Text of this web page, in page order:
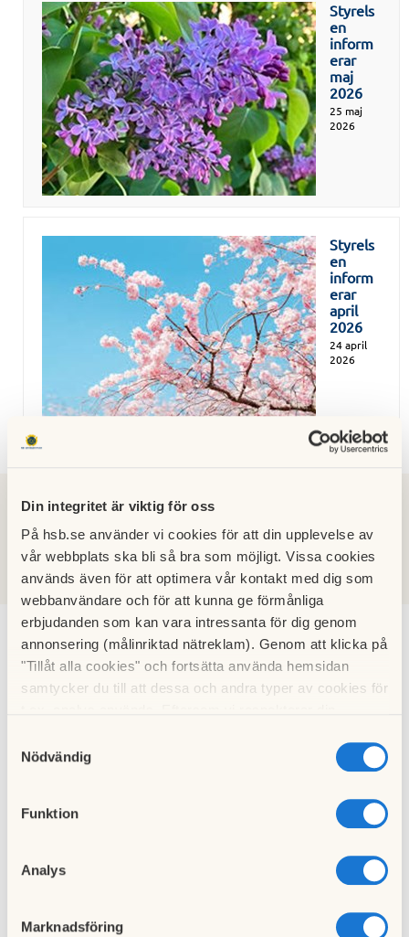
Din integritet är viktig för oss
På hsb.se använder vi cookies för att din upplevelse av
vår webbplats ska bli så bra som möjligt. Vissa cookies
används även för att optimera vår kontakt med dig som
webbanvändare och för att kunna ge förmånliga
erbjudanden som kan vara intressanta för dig genom
annonsering (målinriktad nätreklam). Genom att klicka på
"Tillåt alla cookies" och fortsätta använda hemsidan
samtycker du till att dessa och andra typer av cookies för
cookies och välja att endast tillåta ett urval.
Nödvändig
Funktion
Analys
Marknadsföring
Styrels
en
inform
erar
maj
2026
25 maj
2026
Styrels
en
inform
erar
april
2026
24 april
2026
2026 2025 2024 2023 2022
2018 2015
2009 2008 2007 2006
Styrelsen informerar nov